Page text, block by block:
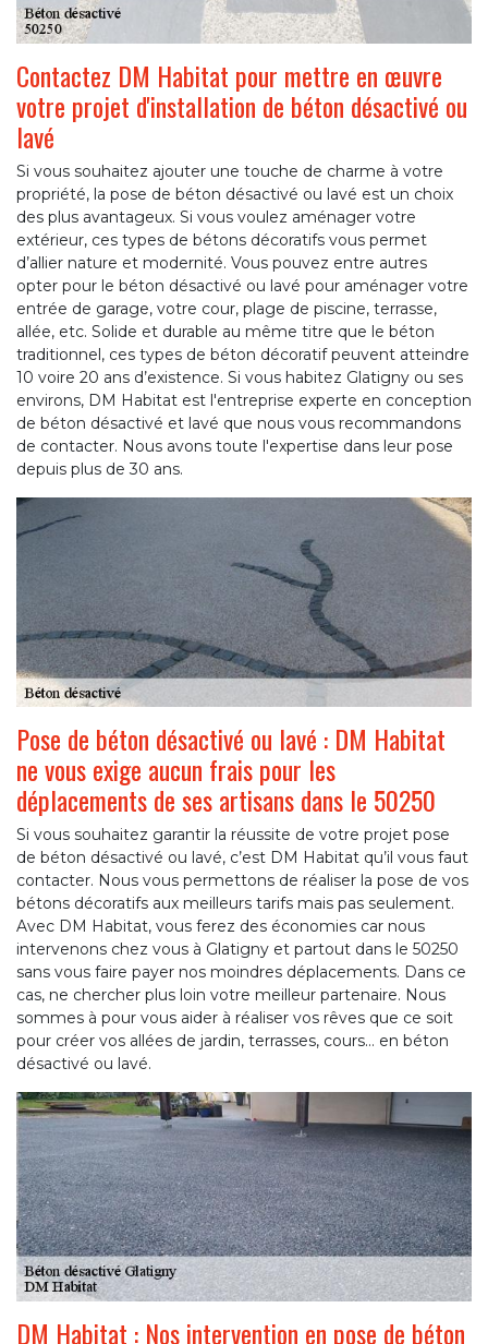
Contactez DM Habitat pour mettre en œuvre
votre projet d'installation de béton désactivé ou
lavé
Si vous souhaitez ajouter une touche de charme à votre
propriété, la pose de béton désactivé ou lavé est un choix
des plus avantageux. Si vous voulez aménager votre
extérieur, ces types de bétons décoratifs vous permet
d’allier nature et modernité. Vous pouvez entre autres
opter pour le béton désactivé ou lavé pour aménager votre
entrée de garage, votre cour, plage de piscine, terrasse,
allée, etc. Solide et durable au même titre que le béton
traditionnel, ces types de béton décoratif peuvent atteindre
10 voire 20 ans d’existence. Si vous habitez Glatigny ou ses
environs, DM Habitat est l'entreprise experte en conception
de béton désactivé et lavé que nous vous recommandons
de contacter. Nous avons toute l'expertise dans leur pose
depuis plus de 30 ans.
Pose de béton désactivé ou lavé : DM Habitat
ne vous exige aucun frais pour les
déplacements de ses artisans dans le 50250
Si vous souhaitez garantir la réussite de votre projet pose
de béton désactivé ou lavé, c’est DM Habitat qu’il vous faut
contacter. Nous vous permettons de réaliser la pose de vos
bétons décoratifs aux meilleurs tarifs mais pas seulement.
Avec DM Habitat, vous ferez des économies car nous
intervenons chez vous à Glatigny et partout dans le 50250
sans vous faire payer nos moindres déplacements. Dans ce
cas, ne chercher plus loin votre meilleur partenaire. Nous
sommes à pour vous aider à réaliser vos rêves que ce soit
pour créer vos allées de jardin, terrasses, cours… en béton
désactivé ou lavé.
DM Habitat : Nos intervention en pose de béton